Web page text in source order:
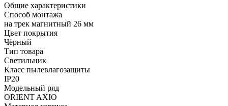
Общие характеристики
Способ монтажа
на трек магнитный 26 мм
Цвет покрытия
Чёрный
Тип товара
Светильник
Класс пылевлагозащиты
IP20
Модельный ряд
ORIENT AXIO